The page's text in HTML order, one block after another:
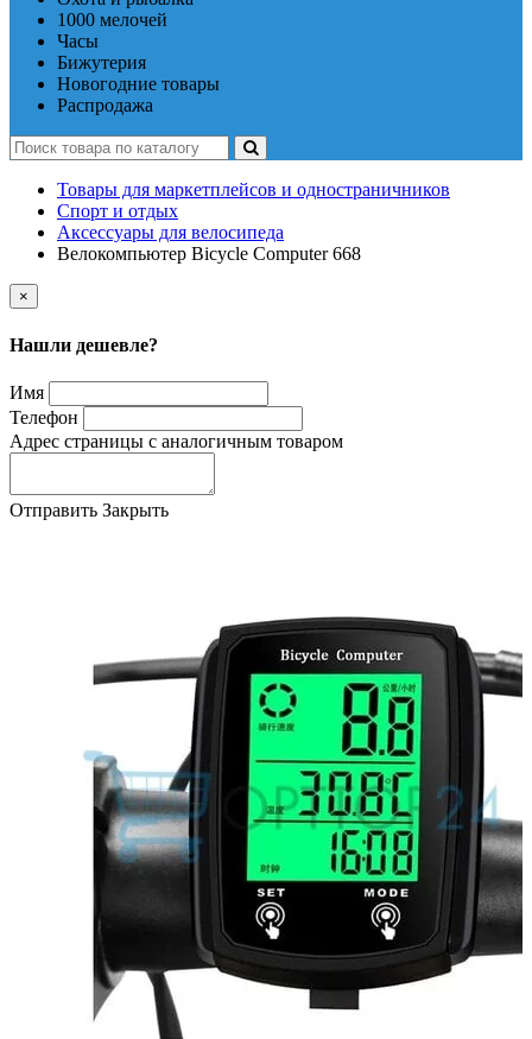
1000 мелочей
Часы
Бижутерия
Новогодние товары
Распродажа
Товары для маркетплейсов и одностраничников
Спорт и отдых
Аксессуары для велосипеда
Велокомпьютер Bicycle Computer 668
×
Нашли дешевле?
Имя
Телефон
Адрес страницы с аналогичным товаром
Отправить Закрыть